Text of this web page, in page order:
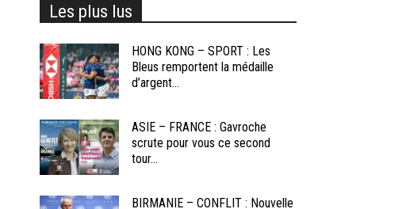
Les plus lus
HONG KONG – SPORT : Les
Bleus remportent la médaille
d’argent...
ASIE – FRANCE : Gavroche
scrute pour vous ce second
tour...
BIRMANIE – CONFLIT : Nouvelle